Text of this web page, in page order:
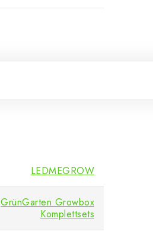
LEDMEGROW
GrünGarten Growbox
Komplettsets